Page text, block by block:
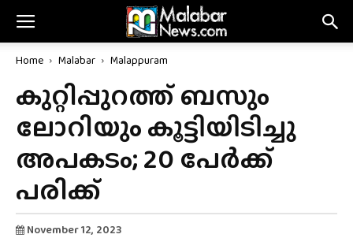
Home Malabar Malappuram
കുറ്റിപ്പുറത്ത് ബസും
ലോറിയും കൂട്ടിയിടിച്ചു
അപകടം; 20 പേർക്ക്
പരിക്ക്
November 12, 2023